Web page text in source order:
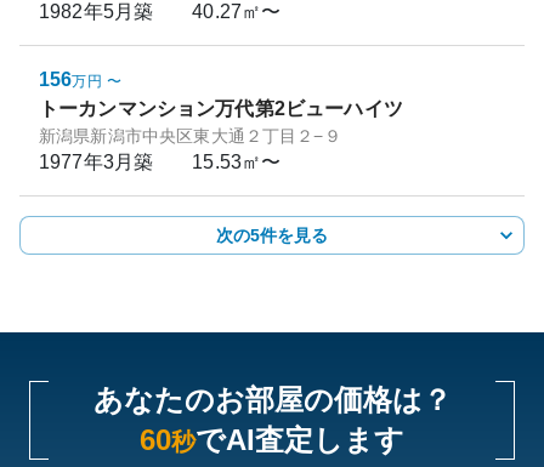
1982年5月築 40.27㎡〜
156万円 〜
トーカンマンション万代第2ビューハイツ
新潟県新潟市中央区東大通２丁目２−９
1977年3月築 15.53㎡〜
次の5件を見る
あなたのお部屋の価格は？
60秒でAI査定します